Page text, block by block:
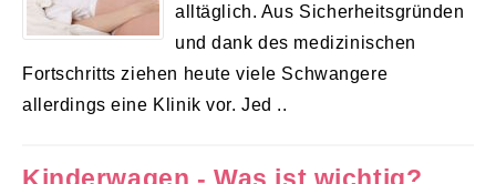
alltäglich. Aus Sicherheitsgründen
und dank des medizinischen
Fortschritts ziehen heute viele Schwangere
allerdings eine Klinik vor. Jed ..